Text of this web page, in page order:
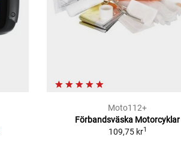
Moto112+
Förbandsväska Motorcyklar
109,75 kr1